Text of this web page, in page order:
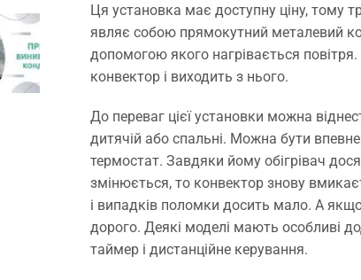
Ця установка має доступну ціну, тому
являє собою прямокутний металевий
допомогою якого нагрівається
конвектор і виходить з нього.
До переваг цієї установки можна
дитячій або спальні. Можна бути
термостат. Завдяки йому обігрівач
змінюється, то конвектор знову
і випадків поломки досить мало. А
дорого. Деякі моделі мають особливі
таймер і дистанційне керування.